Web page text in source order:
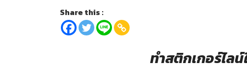
Share this :
ทำสติกเกอร์ไล